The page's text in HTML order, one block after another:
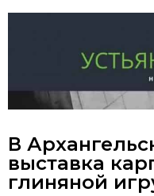
В
выставка
глиняной